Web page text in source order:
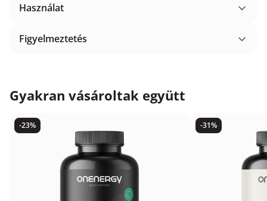
Használat
Figyelmeztetés
Gyakran vásároltak együtt
-23% -31%